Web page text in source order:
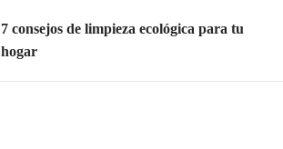
7 consejos de limpieza ecológica para tu
hogar